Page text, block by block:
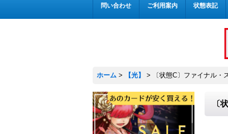
問い合わせ ご利用案内 状態表記
ホーム > 【光】 > 〔状態C〕ファイナル
〔